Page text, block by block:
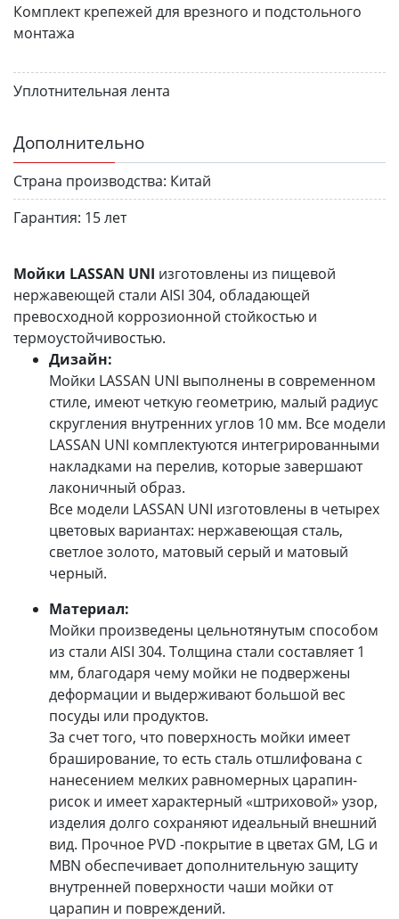
Комплект крепежей для врезного и подстольного
монтажа
Уплотнительная лента
Дополнительно
Страна производства: Китай
Гарантия: 15 лет
Мойки LASSAN UNI изготовлены из пищевой
нержавеющей стали AISI 304, обладающей
превосходной коррозионной стойкостью и
термоустойчивостью.
Дизайн:
Мойки LASSAN UNI выполнены в современном
стиле, имеют четкую геометрию, малый радиус
скругления внутренних углов 10 мм. Все модели
LASSAN UNI комплектуются интегрированными
накладками на перелив, которые завершают
лаконичный образ.
Все модели LASSAN UNI изготовлены в четырех
цветовых вариантах: нержавеющая сталь,
светлое золото, матовый серый и матовый
черный.
Материал:
Мойки произведены цельнотянутым способом
из стали AISI 304. Толщина стали составляет 1
мм, благодаря чему мойки не подвержены
деформации и выдерживают большой вес
посуды или продуктов.
За счет того, что поверхность мойки имеет
браширование, то есть сталь отшлифована с
нанесением мелких равномерных царапин-
рисок и имеет характерный «штриховой» узор,
изделия долго сохраняют идеальный внешний
вид. Прочное PVD -покрытие в цветах GM, LG и
MBN обеспечивает дополнительную защиту
внутренней поверхности чаши мойки от
царапин и повреждений.